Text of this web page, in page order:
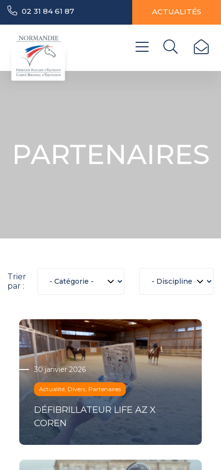
02 31 84 61 87 ACTUALITÉS
PARTENAIRES
Trier
par :
30 janvier 2026
Actualité, Divers, Partenaires
DÉFIBRILLATEUR LIFE AZ X
COREN